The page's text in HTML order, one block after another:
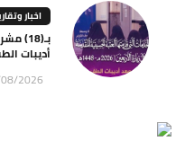
اخبار
أديبات
2026